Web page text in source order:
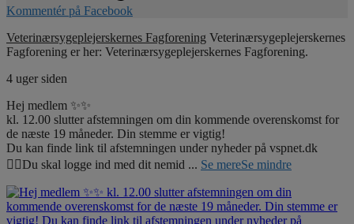
Kommentér på Facebook
Veterinærsygeplejerskernes Fagforening Veterinærsygeplejerskernes
Fagforening er her: Veterinærsygeplejerskernes Fagforening.
4 uger siden
Hej medlem ✨✨
kl. 12.00 slutter afstemningen om din kommende overenskomst for
de næste 19 måneder. Din stemme er vigtig!
Du kan finde link til afstemningen under nyheder på vspnet.dk
☝🏼Du skal logge ind med dit nemid ... Se mereSe mindre